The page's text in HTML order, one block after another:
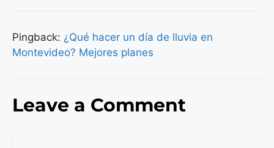
Pingback: ¿Qué hacer un día de lluvia en
Montevideo? Mejores planes
Leave a Comment